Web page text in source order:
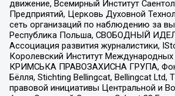
движение, Всемирный Институт
Предприятий, Церковь Духовной
сеть организаций по наблюдению за
Республика Польша, СВОБОДНЫЙ
Ассоциация развития журналистики,
Королевский Институт
КРИМСЬКА ПРАВОЗАХИСНА ГРУПА,
Бёлля, Stichting Bellingcat, Bellingcat Ltd,
правовой инициативы Центральной и